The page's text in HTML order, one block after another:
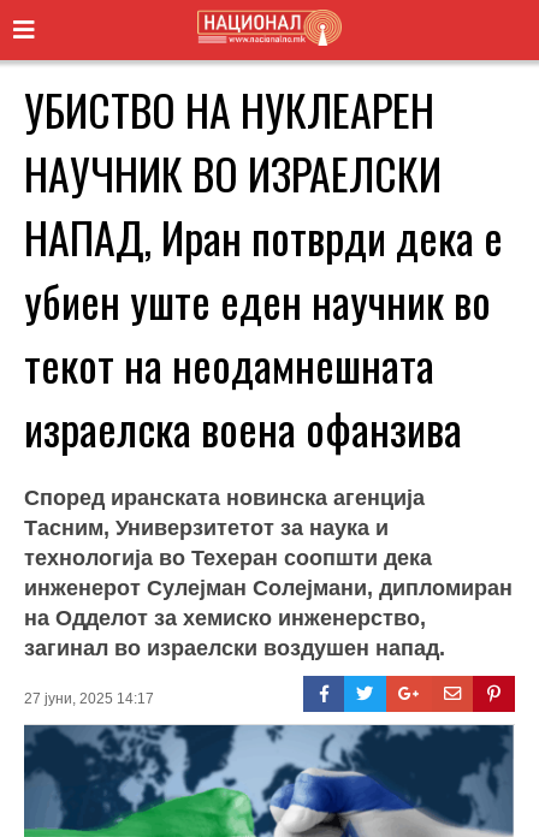
УБИСТВО НА НУКЛЕАРЕН
НАУЧНИК ВО ИЗРАЕЛСКИ
НАПАД, Иран потврди дека е
убиен уште еден научник во
текот на неодамнешната
израелска воена офанзива
Според иранската новинска агенција
Тасним, Универзитетот за наука и
технологија во Техеран соопшти дека
инженерот Сулејман Солејмани, дипломиран
на Одделот за хемиско инженерство,
загинал во израелски воздушен напад.
27 јуни, 2025 14:17